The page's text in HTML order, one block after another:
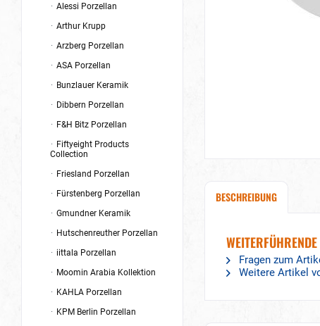
Alessi Porzellan
Arthur Krupp
Arzberg Porzellan
ASA Porzellan
Bunzlauer Keramik
Dibbern Porzellan
F&H Bitz Porzellan
Fiftyeight Products
Collection
Friesland Porzellan
Fürstenberg Porzellan
Gmundner Keramik
Hutschenreuther Porzellan
iittala Porzellan
Moomin Arabia Kollektion
KAHLA Porzellan
KPM Berlin Porzellan
BESCHREIBUNG
Fragen zum
Weitere Artikel